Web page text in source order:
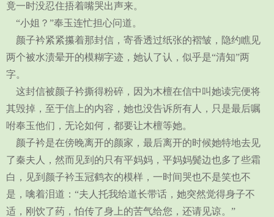
竟一时没忍住捂着嘴哭出声来。
“小姐？”奉玉连忙担心问道。
颜子衿紧紧攥着那封信，寄香透过纸张的褶皱，隐约瞧见
两个被水渍晕开的模糊字迹，她认了认，似乎是“清知”两
字。
这封信被颜子衿撕得粉碎，因为木檀在信中叫她读完便将
其毁掉，至于信上的内容，她也没告诉所有人，只是最后嘱
咐奉玉他们，无论如何，都要让木檀等她。
颜子衿是在傍晚离开的颜家，最后离开的时候她特地去见
了秦夫人，然而见到的只有平妈妈，平妈妈鬓边也多了些霜
白，见到颜子衿玉冠鹤衣的模样，一时间哭也不是笑也不
是，噙着泪道：“夫人托我给道长带话，她突然觉得身子不
适，刚饮了药，怕传了身上的苦气给您，还请见谅。”